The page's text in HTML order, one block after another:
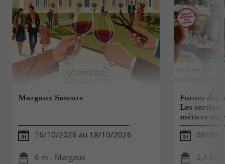
Margaux Saveurs
16/10/2026 au 18/10/2026
6 m - Margaux
Forum des
Les
métiers
08/09/
2,4 km